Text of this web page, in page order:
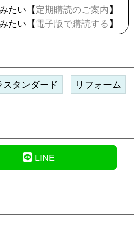
たい【 定期購読のご案内 】
たい【 電子版で購読する 】
スタンダード リフォーム
LINE